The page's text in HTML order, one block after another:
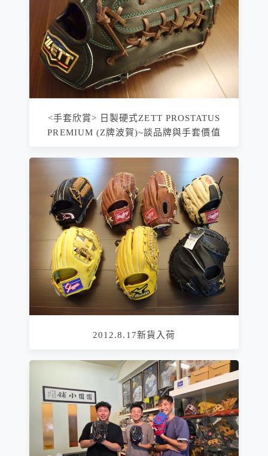
<手套欣賞> 日製硬式ZETT PROSTATUS
PREMIUM (Z牌波賀)~談品牌與手套價值
2012.8.17新貨入荷